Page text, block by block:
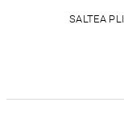
SALTEA